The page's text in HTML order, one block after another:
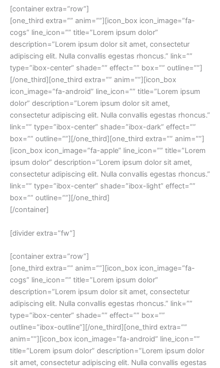
[container extra=”row”]
[one_third extra=”” anim=””][icon_box icon_image=”fa-
cogs” line_icon=”” title=”Lorem ipsum dolor”
description=”Lorem ipsum dolor sit amet, consectetur
adipiscing elit. Nulla convallis egestas rhoncus.” link=””
type=”ibox-center” shade=”” effect=”” box=”” outline=””]
[/one_third][one_third extra=”” anim=””][icon_box
icon_image=”fa-android” line_icon=”” title=”Lorem ipsum
dolor” description=”Lorem ipsum dolor sit amet,
consectetur adipiscing elit. Nulla convallis egestas rhoncus.”
link=”” type=”ibox-center” shade=”ibox-dark” effect=””
box=”” outline=””][/one_third][one_third extra=”” anim=””]
[icon_box icon_image=”fa-apple” line_icon=”” title=”Lorem
ipsum dolor” description=”Lorem ipsum dolor sit amet,
consectetur adipiscing elit. Nulla convallis egestas rhoncus.”
link=”” type=”ibox-center” shade=”ibox-light” effect=””
box=”” outline=””][/one_third]
[/container]
[divider extra=”fw”]
[container extra=”row”]
[one_third extra=”” anim=””][icon_box icon_image=”fa-
cogs” line_icon=”” title=”Lorem ipsum dolor”
description=”Lorem ipsum dolor sit amet, consectetur
adipiscing elit. Nulla convallis egestas rhoncus.” link=””
type=”ibox-center” shade=”” effect=”” box=””
outline=”ibox-outline”][/one_third][one_third extra=””
anim=””][icon_box icon_image=”fa-android” line_icon=””
title=”Lorem ipsum dolor” description=”Lorem ipsum dolor
sit amet, consectetur adipiscing elit. Nulla convallis egestas